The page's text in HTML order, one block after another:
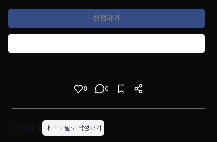
신청하기
0 0
댓글 0 내 프로필로 작성하기